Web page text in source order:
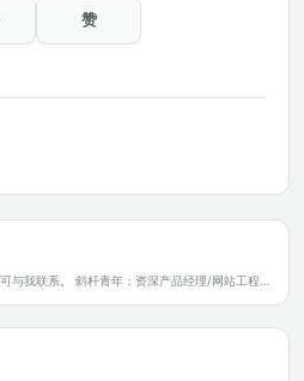
赞